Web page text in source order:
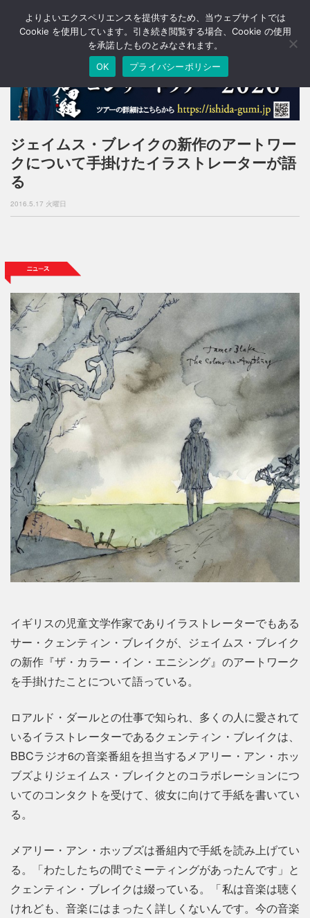
T
o
a
v
a
n
ジェイムス・ブレイクの新作のアートワー
クについて手掛けたイラストレーターが語
る
2016.5.17 火曜日
イギリスの児童文学作家でありイラストレーターでもある
サー・クェンティン・ブレイクが、ジェイムス・ブレイク
の新作『ザ・カラー・イン・エニシング』のアートワーク
を手掛けたことについて語っている。
ロアルド・ダールとの仕事で知られ、多くの人に愛されて
いるイラストレーターであるクェンティン・ブレイクは、
BBCラジオ6の音楽番組を担当するメアリー・アン・ホッ
ブズよりジェイムス・ブレイクとのコラボレーションにつ
いてのコンタクトを受けて、彼女に向けて手紙を書いてい
る。
メアリー・アン・ホッブズは番組内で手紙を読み上げてい
る。「わたしたちの間でミーティングがあったんです」と
クェンティン・ブレイクは綴っている。「私は音楽は聴く
けれども、音楽にはまったく詳しくないんです。今の音楽
よりよいエクスペリエンスを提供するため、当ウェブサイトでは
Cookie を使用しています。引き続き閲覧する場合、Cookie の使用
を承諾したものとみなされます。
OK
プライバシーポリシー